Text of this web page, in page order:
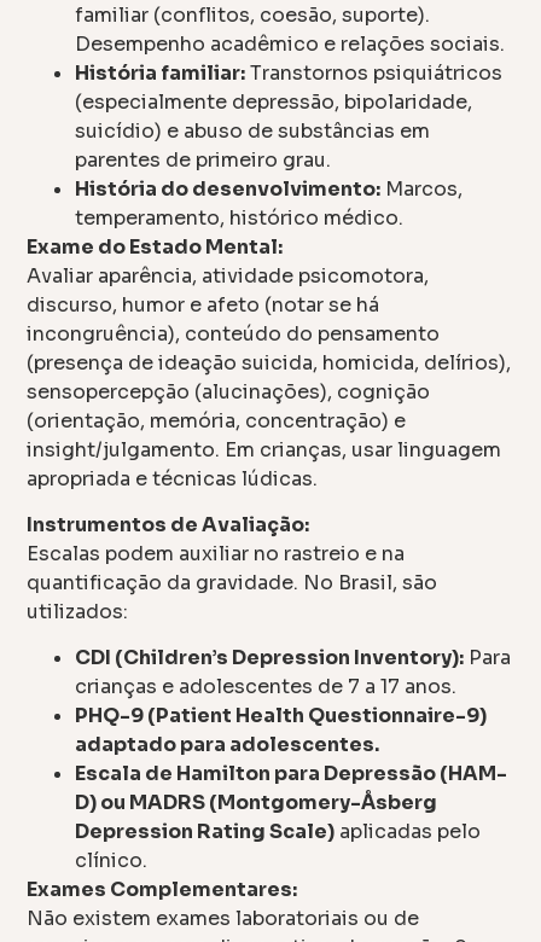
familiar (conflitos, coesão, suporte).
Desempenho acadêmico e relações sociais.
História familiar:Transtornos psiquiátricos
(especialmente depressão, bipolaridade,
suicídio) e abuso de substâncias em
parentes de primeiro grau.
História do desenvolvimento: Marcos,
temperamento, histórico médico.
Exame do Estado Mental:
Avaliar aparência, atividade psicomotora,
discurso, humor e afeto (notar se há
incongruência), conteúdo do pensamento
(presença de ideação suicida, homicida, delírios),
sensopercepção (alucinações), cognição
(orientação, memória, concentração) e
insight/julgamento. Em crianças, usar linguagem
apropriada e técnicas lúdicas.
Instrumentos de Avaliação:
Escalas podem auxiliar no rastreio e na
quantificação da gravidade. No Brasil, são
utilizados:
CDI (Children’s Depression Inventory): Para
crianças e adolescentes de 7 a 17 anos.
PHQ-9 (Patient Health Questionnaire-9)
adaptado para adolescentes.
Escala de Hamilton para Depressão (HAM-
D) ou MADRS (Montgomery-Åsberg
Depression Rating Scale) aplicadas pelo
clínico.
Exames Complementares:
Não existem exames laboratoriais ou de